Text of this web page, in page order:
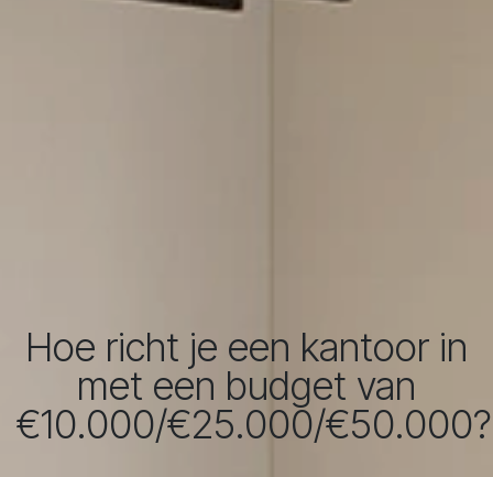
Hoe richt je een kantoor in
met een budget van
€10.000/€25.000/€50.000?